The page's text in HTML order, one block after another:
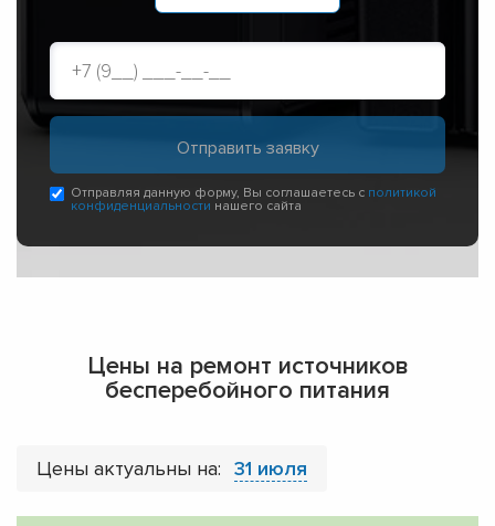
Отправляя данную форму, Вы соглашаетесь с политикой
конфиденциальности нашего сайта
Цены на ремонт источников
бесперебойного питания
Цены актуальны на: 31 июля